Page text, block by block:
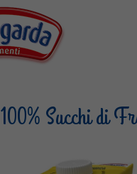
100% Succhi di